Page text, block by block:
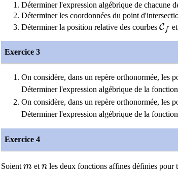
Déterminer l'expression algébrique de chacune
Déterminer les coordonnées du point
Déterminer la position relative des courbes C f
Exercice 3
On considère, dans un repère orthonormée, les
Déterminer l'expression algébrique de la
On considère, dans un repère orthonormée, les
Déterminer l'expression algébrique de la
Exercice 4
Soient m et n les deux fonctions affines définies pour